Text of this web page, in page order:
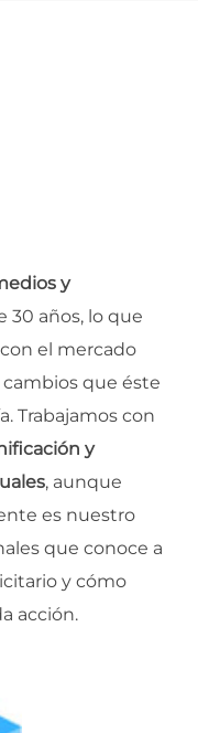
y
30 años, lo que
el mercado
que éste
Trabajamos con
y
, aunque
es nuestro
que conoce a
y cómo
acción.